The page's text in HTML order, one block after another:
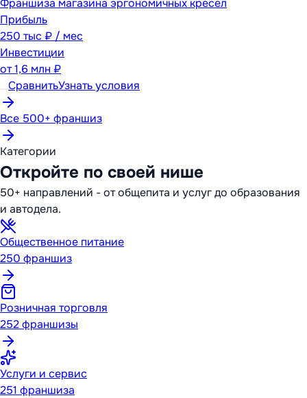
Франшиза магазина эргономичных кресел
Прибыль
250 тыс ₽ / мес
Инвестиции
от1,6 млн ₽
СравнитьУзнать условия
Все 500+ франшиз
Категории
Откройте по своей нише
50+ направлений - от общепита и услуг до образования
и автодела.
Общественное питание
250 франшиз
Розничная торговля
252франшизы
Услуги и сервис
251 франшиза